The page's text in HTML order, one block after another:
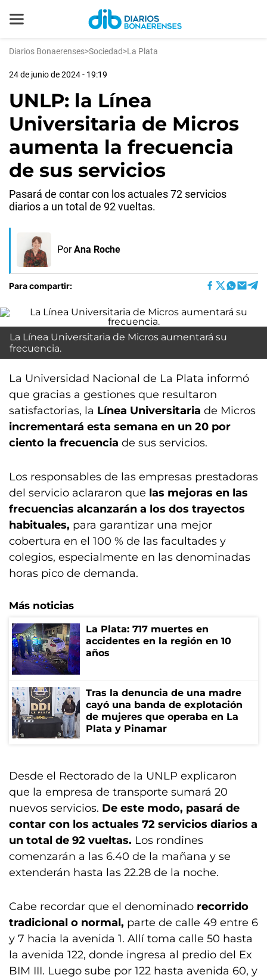
Diarios Bonaerenses>Sociedad>La Plata
24 de junio de 2024 - 19:19
UNLP: la Línea
Universitaria de Micros
aumenta la frecuencia
de sus servicios
Pasará de contar con los actuales 72 servicios
diarios a un total de 92 vueltas.
Por Ana Roche
Para compartir:
La Línea Universitaria de Micros aumentará su
frecuencia.
La Universidad Nacional de La Plata informó
que gracias a gestiones que resultaron
satisfactorias, la Línea Universitaria de Micros
incrementará esta semana en un 20 por
ciento la frecuencia de sus servicios.
Los responsables de las empresas prestadoras
del servicio aclararon que las mejoras en las
frecuencias alcanzarán a los dos trayectos
habituales, para garantizar una mejor
cobertura en el 100 % de las facultades y
colegios, especialmente en las denominadas
horas pico de demanda.
Más noticias
La Plata: 717 muertes en
accidentes en la región en 10
años
Tras la denuncia de una madre
cayó una banda de explotación
de mujeres que operaba en La
Plata y Pinamar
Desde el Rectorado de la UNLP explicaron
que la empresa de transporte sumará 20
nuevos servicios. De este modo, pasará de
contar con los actuales 72 servicios diarios a
un total de 92 vueltas. Los rondines
comenzarán a las 6.40 de la mañana y se
extenderán hasta las 22.28 de la noche.
Cabe recordar que el denominado recorrido
tradicional o normal, parte de calle 49 entre 6
y 7 hacia la avenida 1. Allí toma calle 50 hasta
la avenida 122, donde ingresa al predio del Ex
BIM III. Luego sube por 122 hasta avenida 60, y